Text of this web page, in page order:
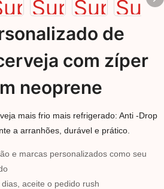
de
com zíper
neoprene
mais frio mais refrigerado: Anti -Drop
a arranhões, durável e prático.
e marcas personalizados como seu
aceite o pedido rush